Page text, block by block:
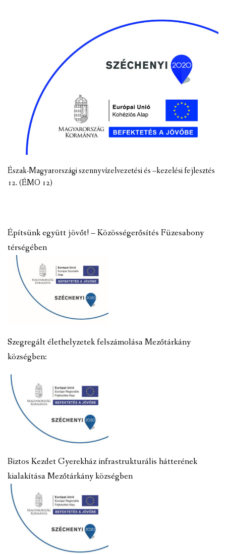
Észak-Magyarországi szennyvízelvezetési és –kezelési fejlesztés
12. (ÉMO 12)
Építsünk együtt jövőt! – Közösségerősítés Füzesabony
térségében
Szegregált élethelyzetek felszámolása Mezőtárkány
községben:
Biztos Kezdet Gyerekház infrastrukturális hátterének
kialakítása Mezőtárkány községben